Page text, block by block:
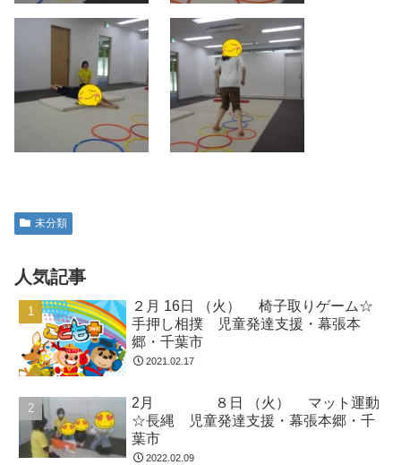
未分類
人気記事
２月 16日 （火） 椅子取りゲーム☆
手押し相撲 児童発達支援・幕張本
郷・千葉市
2021.02.17
2月 ８日 （火） マット運動
☆長縄 児童発達支援・幕張本郷・千
葉市
2022.02.09